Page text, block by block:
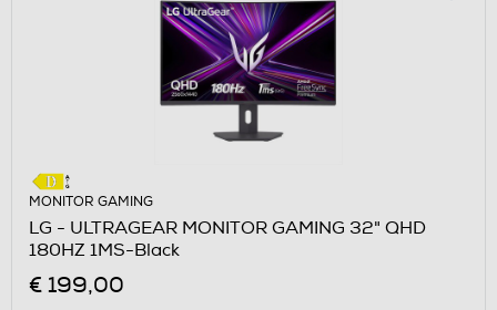
MONITOR GAMING
LG - ULTRAGEAR MONITOR GAMING 32" QHD
180HZ 1MS-Black
€ 199,00